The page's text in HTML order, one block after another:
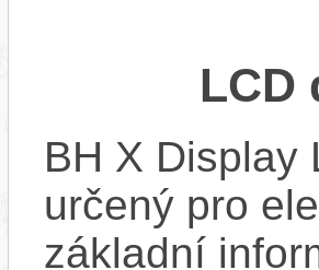
LCD
BH X Display
určený pro
základní